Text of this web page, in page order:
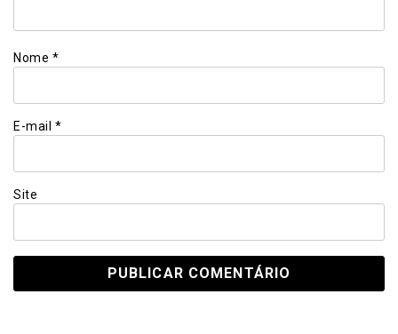
Nome *
E-mail *
Site